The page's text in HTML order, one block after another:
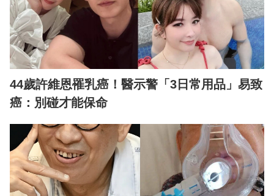
44歲許維恩罹乳癌！醫示警「3日常用品」易致
癌：別碰才能保命